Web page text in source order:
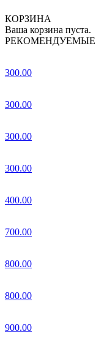
КОРЗИНА
Ваша корзина пуста.
РЕКОМЕНДУЕМЫЕ
300.00
300.00
300.00
300.00
400.00
700.00
800.00
800.00
900.00